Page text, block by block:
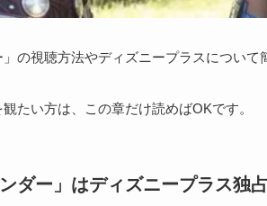
」の視聴方法やディズニープラスについて
たい方は、この章だけ読めばOKです。
ダー」はディズニープラス独